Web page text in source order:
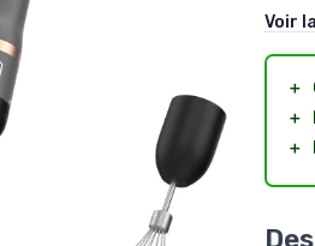
Voir
＋
＋
＋